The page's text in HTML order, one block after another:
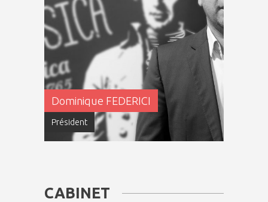
Dominique FEDERICI
Président
CABINET